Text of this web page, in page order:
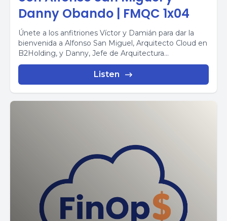
Danny Obando | FMQC 1x04
Únete a los anfitriones Víctor y Damián para dar la
bienvenida a Alfonso San Miguel, Arquitecto Cloud en
B2Holding, y Danny, Jefe de Arquitectura...
Listen